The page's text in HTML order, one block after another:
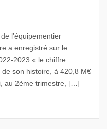
l’équipementier
a enregistré sur le
2023 « le chiffre
de son histoire, à 420,8 M€
au 2ème trimestre, […]